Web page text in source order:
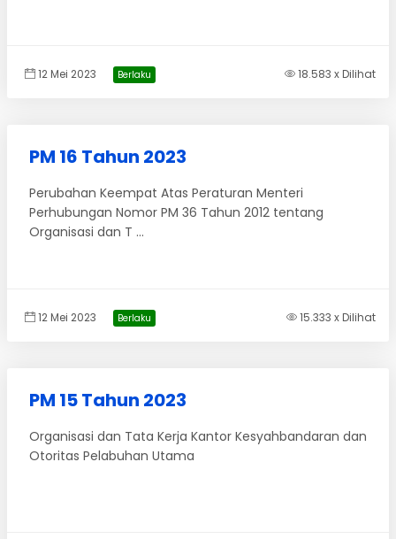
12 Mei 2023 Berlaku 18.583 x Dilihat
PM 16 Tahun 2023
Perubahan Keempat Atas Peraturan Menteri
Perhubungan Nomor PM 36 Tahun 2012 tentang
Organisasi dan T ...
12 Mei 2023 Berlaku 15.333 x Dilihat
PM 15 Tahun 2023
Organisasi dan Tata Kerja Kantor Kesyahbandaran dan
Otoritas Pelabuhan Utama